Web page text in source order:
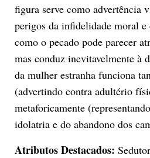
figura serve como advertência
perigos da infidelidade moral
como o pecado pode parecer
mas conduz inevitavelmente à
da mulher estranha funciona
(advertindo contra adultério
metaforicamente
idolatria e do abandono dos
Atributos Destacados: